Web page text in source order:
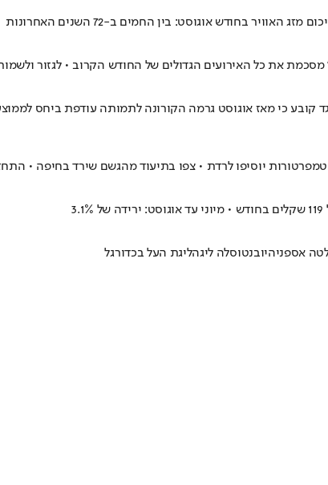
בחודש אוגוסט: בין החמים ב-72 השנים האחרונות
מסכמת את כל האירועים הגדולים של החודש הקרוב • לגזור
כי מאז אוגוסט גרמה הקורונה לתמותה עודפת ביחס
הטמפרטורות יוסיפו לרדת • צפו בתיעוד מהגשם שירד בחיפה •
אספניהיובנטוסלה ליגהליגת העל בכדורגל